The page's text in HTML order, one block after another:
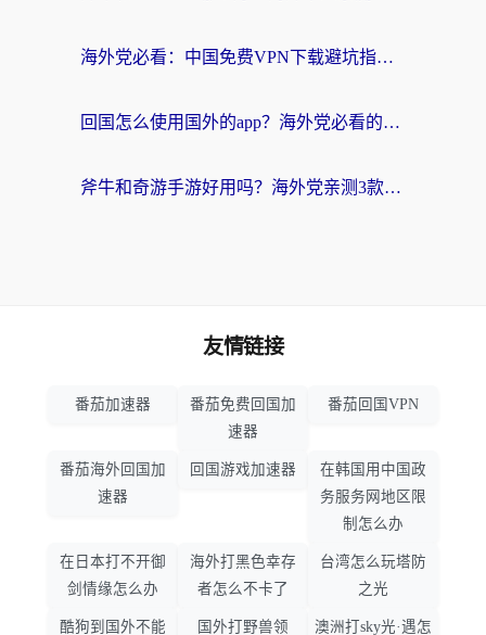
海外党必看：中国免费VPN下载避坑指南 + 无缝访问国内资源的终极方案
回国怎么使用国外的app？海外党必看的无缝访问国内资源全攻略
斧牛和奇游手游好用吗？海外党亲测3款回国加速器，选对才能无缝刷国内资源
友情链接
番茄加速器
番茄免费回国加
速器
番茄回国VPN
番茄海外回国加
速器
回国游戏加速器
在韩国用中国政
务服务网地区限
制怎么办
在日本打不开御
剑情缘怎么办
海外打黑色幸存
者怎么不卡了
台湾怎么玩塔防
之光
酷狗到国外不能 国外打野兽领 澳洲打sky光·遇怎